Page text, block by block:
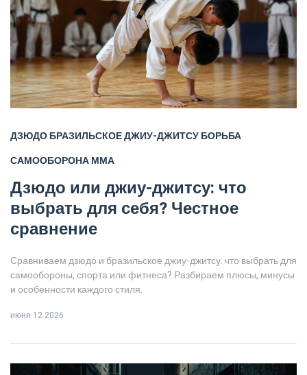
ДЗЮДОБРАЗИЛЬСКОЕ ДЖИУ-ДЖИТСУБОРЬБА
САМООБОРОНАММА
Дзюдо или джиу-джитсу: что
выбрать для себя? Честное
сравнение
Сравниваем дзюдо и бразильское джиу-джитсу: что выбрать для
самообороны, спорта или фитнеса? Разбираем плюсы, минусы
и особенности каждого стиля.
июня 12 2026